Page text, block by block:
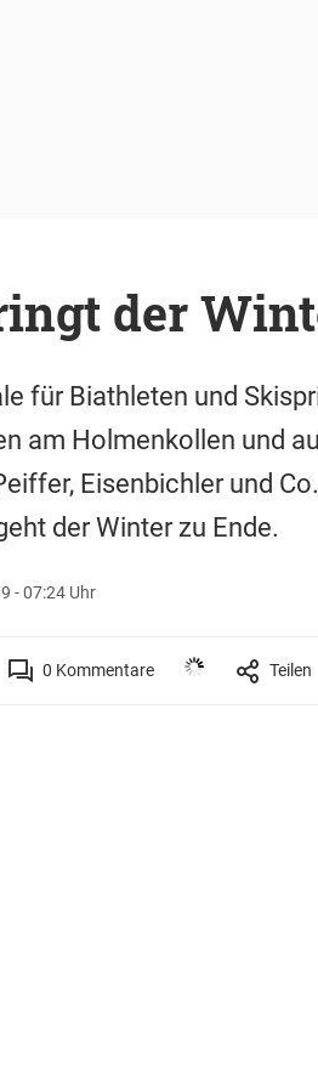
der
für Biathleten und
am Holmenkollen und
Eisenbichler und
der Winter zu Ende.
- 07:24 Uhr
0 Kommentare Teilen